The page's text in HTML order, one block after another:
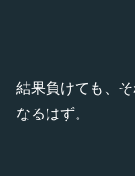
結果負けても、
なるはず。